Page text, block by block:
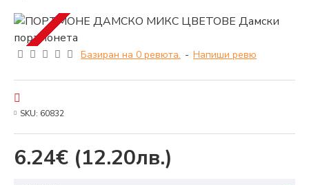
Базиран на 0 ревюта. - Напиши ревю
6.24€ (12.20лв.)
SKU: 60832